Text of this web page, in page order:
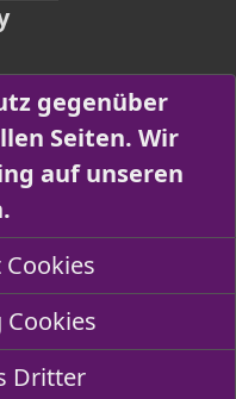
gegenüber
Seiten. Wir
auf unseren
Cookies
Dritter